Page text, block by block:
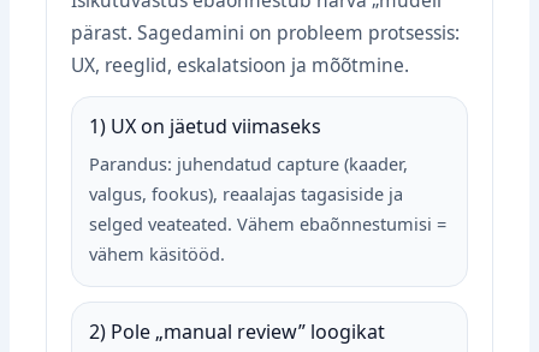
pärast. Sagedamini on probleem protsessis:
UX, reeglid, eskalatsioon ja mõõtmine.
1) UX on jäetud viimaseks
Parandus: juhendatud capture (kaader,
valgus, fookus), reaalajas tagasiside ja
selged veateated. Vähem ebaõnnestumisi =
vähem käsitööd.
2) Pole „manual review” loogikat